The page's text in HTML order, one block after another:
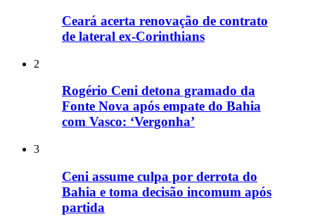
Ceará acerta renovação de contrato
de lateral ex-Corinthians
2
Rogério Ceni detona gramado da
Fonte Nova após empate do Bahia
com Vasco: ‘Vergonha’
3
Ceni assume culpa por derrota do
Bahia e toma decisão incomum após
partida